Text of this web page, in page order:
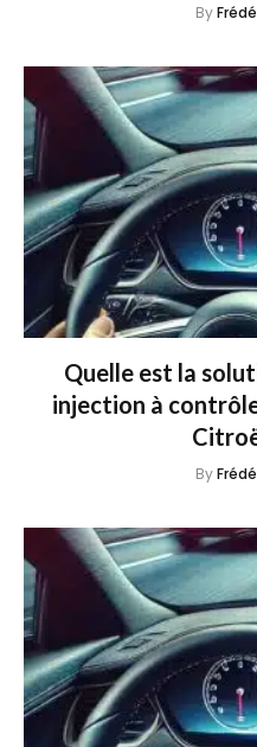
By
Quelle est la
injection à
By